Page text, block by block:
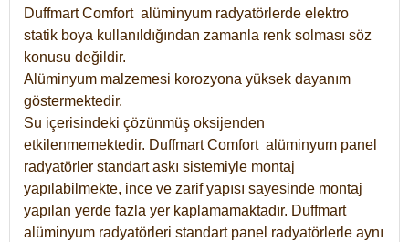
DuffmartComfort alüminyum radyatörlerde elektro
statik boya kullanıldığından zamanla renk solması söz
konusu değildir.
Alüminyum malzemesi korozyona yüksek dayanım
göstermektedir.
Su içerisindeki çözünmüş oksijenden
etkilenmemektedir. DuffmartComfort alüminyum panel
radyatörler standart askı sistemiyle montaj
yapılabilmekte, ince ve zarif yapısı sayesinde montaj
yapılan yerde fazla yer kaplamamaktadır. Duffmart
alüminyum radyatörleri standart panel radyatörlerle aynı